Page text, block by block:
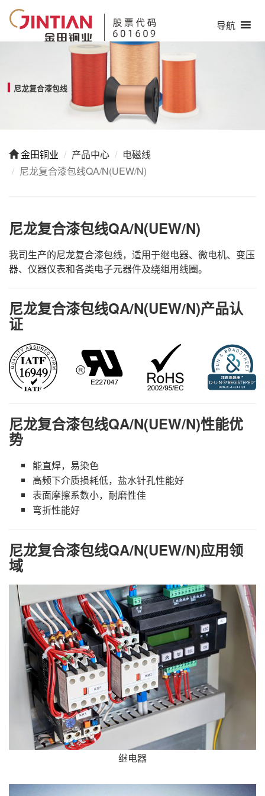
导航
尼龙复合漆包线
金田铜业 产品中心
电磁线
尼龙复合漆包线QA/N(UEW/N)
尼龙复合漆包线QA/N(UEW/N)
我司生产的尼龙复合漆包线，适用于继电器、微电机、变压
器、仪器仪表和各类电子元器件及绕组用线圈。
尼龙复合漆包线QA/N(UEW/N)产品认
证
尼龙复合漆包线QA/N(UEW/N)性能优
势
能直焊，易染色
高频下介质损耗低，盐水针孔性能好
表面摩擦系数小，耐磨性佳
弯折性能好
尼龙复合漆包线QA/N(UEW/N)应用领
域
继电器